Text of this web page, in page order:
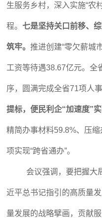
生服务乡村，深入实施“农
程。 七是坚持关口前移、
筑牢。推进创建“零欠薪城
工资等待遇38.67亿元。全
序，圆满完成全省71项人事
提标，便民利企“加速度”实
精简办事材料59.8%、压
项实现“跨省通办”。
会议强调，要把握大局
近平总书记指引的高质量
量发展的战略擘画，贡献